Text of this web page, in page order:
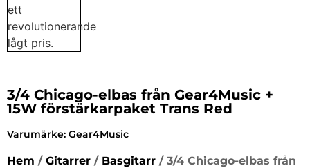
3/4 Chicago-elbas från Gear4Music +
15W förstärkarpaket Trans Red
Varumärke: Gear4Music
Hem / Gitarrer / Basgitarr / 3/4 Chicago-elbas från